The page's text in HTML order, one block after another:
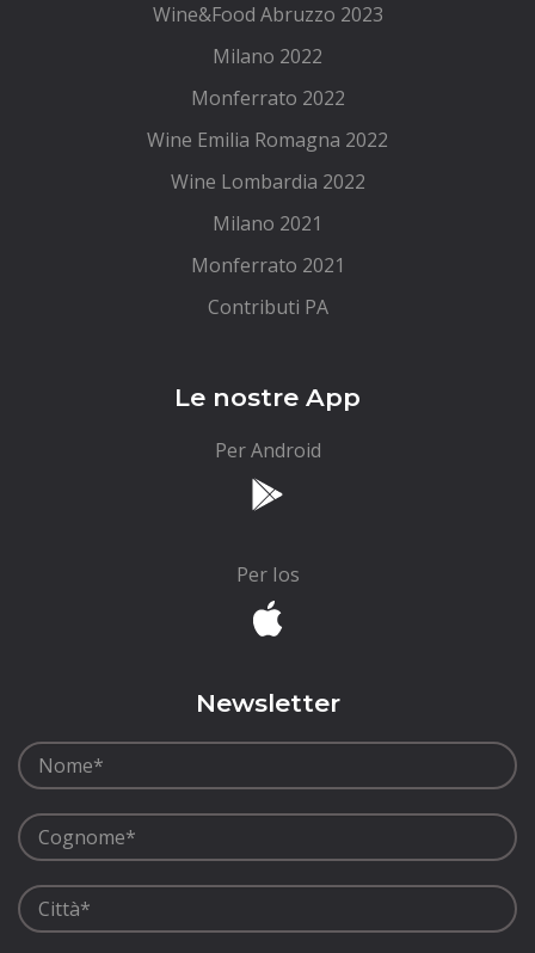
Wine&Food Abruzzo 2023
Milano 2022
Monferrato 2022
Wine Emilia Romagna 2022
Wine Lombardia 2022
Milano 2021
Monferrato 2021
Contributi PA
Le nostre App
Per Android
Per Ios
Newsletter